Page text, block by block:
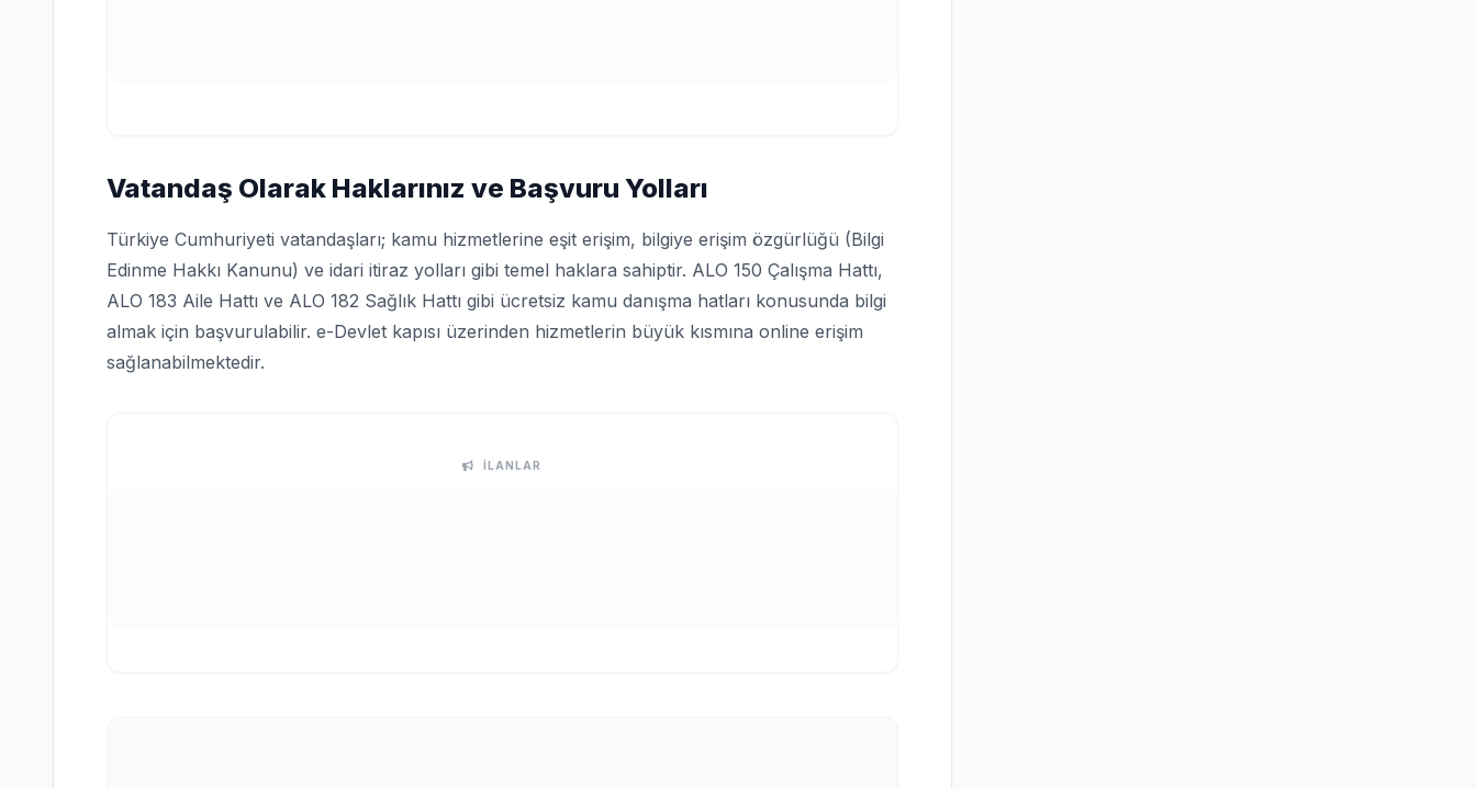
Vatandaş Olarak Haklarınız ve Başvuru Yolları
Türkiye Cumhuriyeti vatandaşları; kamu hizmetlerine eşit erişim, bilgiye erişim özgürlüğü (Bilgi
Edinme Hakkı Kanunu) ve idari itiraz yolları gibi temel haklara sahiptir. ALO 150 Çalışma Hattı,
ALO 183 Aile Hattı ve ALO 182 Sağlık Hattı gibi ücretsiz kamu danışma hatları konusunda bilgi
almak için başvurulabilir. e-Devlet kapısı üzerinden hizmetlerin büyük kısmına online erişim
sağlanabilmektedir.
İLANLAR